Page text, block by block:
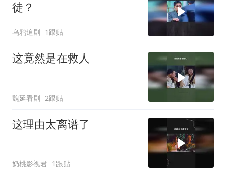
徒？
乌鸦追剧 1跟贴
这竟然是在救人
魏延看剧 2跟贴
这理由太离谱了
奶桃影视君 1跟贴